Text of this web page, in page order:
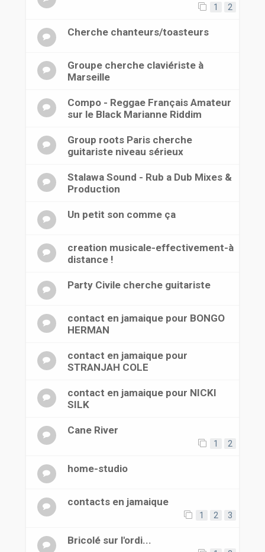
1 2
Cherche chanteurs/toasteurs
Groupe cherche claviériste à
Marseille
Compo - Reggae Français Amateur
sur le Black Marianne Riddim
Group roots Paris cherche
guitariste niveau sérieux
Stalawa Sound - Rub a Dub Mixes &
Production
Un petit son comme ça
creation musicale-effectivement-à
distance !
Party Civile cherche guitariste
contact en jamaique pour BONGO
HERMAN
contact en jamaique pour
STRANJAH COLE
contact en jamaique pour NICKI
SILK
Cane River
1 2
home-studio
contacts en jamaique
1 2 3
Bricolé sur l'ordi...